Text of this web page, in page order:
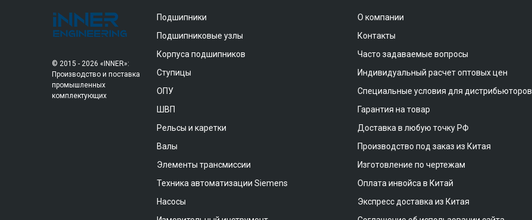
© 2015 - 2026 «INNER»:
Производство и поставка
промышленных
комплектующих
Подшипники
Подшипниковые узлы
Корпуса подшипников
Ступицы
ОПУ
ШВП
Рельсы и каретки
Валы
Элементы трансмиссии
Техника автоматизации Siemens
Насосы
О компании
Контакты
Часто задаваемые вопросы
Индивидуальный расчет оптовых цен
Специальные условия для дистрибьюторов
Гарантия на товар
Доставка в любую точку РФ
Производство под заказ из Китая
Изготовление по чертежам
Оплата инвойса в Китай
Экспресс доставка из Китая